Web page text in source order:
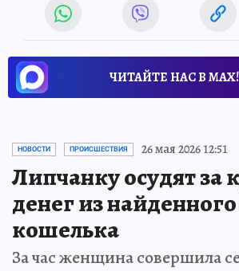
ЧИТАЙТЕ НАС В МАХ!
НОВОСТИ ПРОИСШЕСТВИЯ 26 мая 2026 12:51
Липчанку осудят за
денег из
кошелька
За час женщина совершила